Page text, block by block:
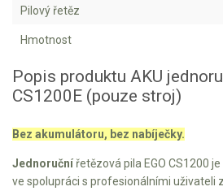
Štípačka na dřevo
VARI
VARI multifunkční nosiče
Sněhové frézy
Pilový řetěz
Hmotnost
Popis produktu AKU
CS1200E (pouze stroj)
Bez akumulátoru, bez nabíječky.
Jednoruční řetězová pila EGO CS1200 je
ve spolupráci s profesionálními uživateli